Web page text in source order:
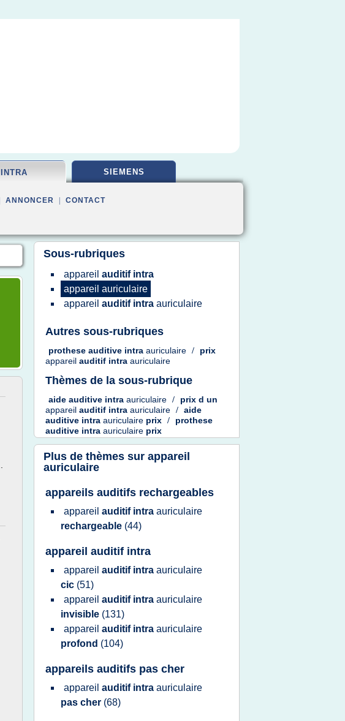
INTRA SIEMENS
ANNONCER CONTACT
Sous-rubriques
appareil auditif intra
appareil auriculaire
appareil auditif intra auriculaire
Autres sous-rubriques
prothese auditive intra auriculaire /
prix
appareil auditif intra auriculaire
Thèmes de la sous-rubrique
aide auditive intra auriculaire / prix d un
appareil auditif intra auriculaire / aide
auditive intra auriculaire prix /
prothese
auditive intra auriculaire prix
Plus de thèmes sur appareil
auriculaire
appareils auditifs rechargeables
appareil auditif intra auriculaire
rechargeable (44)
appareil auditif intra
appareil auditif intra auriculaire
cic (51)
appareil auditif intra auriculaire
invisible (131)
appareil auditif intra auriculaire
profond (104)
appareils auditifs pas cher
appareil auditif intra auriculaire
pas cher (68)